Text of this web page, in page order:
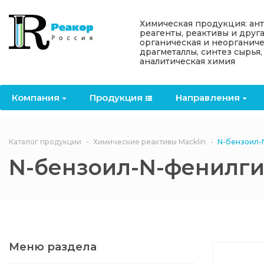
Компания Продукция Направления
Назад
Компания
Лицензии
Документы
Филиалы
Назад
Продукция
OceanСhem
Антипирены
антипирены
Химические реагенты
3ASenrise
Назад
Направления
Отвердители
Назад
Информация
Акции
Политика
конфиденциальности
Химическая продукция:
реагенты, реактивы и
органическая и
драгметаллы, синтез сырья,
аналитическая химия
Каталог продукции Химические реактивы Macklin N-бензоил-
N-бензоил-N-
Меню раздела